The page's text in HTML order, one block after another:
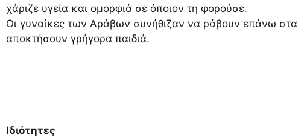
χάριζε υγεία και ομορφιά σε όποιον τη φορούσε.
Οι γυναίκες των Αράβων συνήθιζαν να ράβουν επάνω στα
αποκτήσουν γρήγορα παιδιά.
Ιδιότητες